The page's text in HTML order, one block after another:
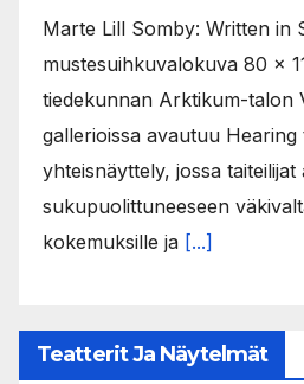
Marte Lill Somby: Written in
mustesuihkuvalokuva 80 x
tiedekunnan Arktikum-talon
gallerioissa avautuu Hearing
yhteisnäyttely, jossa
sukupuolittuneeseen
kokemuksille ja [...]
Teatterit Ja Näytelmät